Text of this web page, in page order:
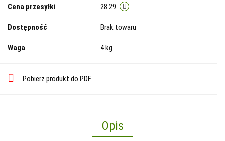
Cena przesyłki 28.29
Dostępność Brak towaru
Waga 4 kg
Pobierz produkt do PDF
Opis